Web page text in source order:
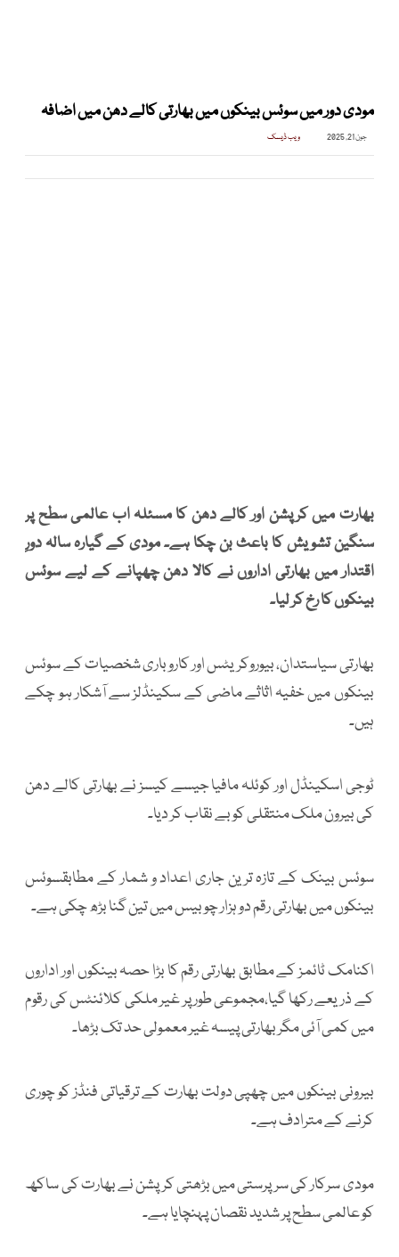
مودی دور میں سوئس بینکوں میں بھارتی کالے دھن میں اضافہ
جون 21, 2025 ویب ڈیسک
بھارت میں کرپشن اور کالے دھن کا مسئلہ اب عالمی سطح پر
سنگین تشویش کا باعث بن چکا ہے۔ مودی کے گیارہ سالہ دورِ
اقتدار میں بھارتی اداروں نے کالا دھن چھپانے کے لیے سوئس
بینکوں کا رخ کر لیا۔
بھارتی سیاستدان، بیوروکریٹس اور کاروباری شخصیات کے سوئس
بینکوں میں خفیہ اثاثے ماضی کے سکینڈلز سے آشکار ہو چکے
ہیں۔
ٹوجی اسکینڈل اور کوئلہ مافیا جیسے کیسز نے بھارتی کالے دھن
کی بیرون ملک منتقلی کو بے نقاب کر دیا۔
سوئس بینک کے تازہ ترین جاری اعداد و شمار کے مطابقسوئس
بینکوں میں بھارتی رقم دو ہزار چوبیس میں تین گنا بڑھ چکی ہے۔
اکنامک ٹائمز کے مطابق بھارتی رقم کا بڑا حصہ بینکوں اور اداروں
کے ذریعے رکھا گیا،مجموعی طور پر غیر ملکی کلائنٹس کی رقوم
میں کمی آئی مگر بھارتی پیسہ غیر معمولی حد تک بڑھا۔
بیرونی بینکوں میں چھپی دولت بھارت کے ترقیاتی فنڈز کو چوری
کرنے کے مترادف ہے۔
مودی سرکار کی سرپرستی میں بڑھتی کرپشن نے بھارت کی ساکھ
کو عالمی سطح پر شدید نقصان پہنچایا ہے۔